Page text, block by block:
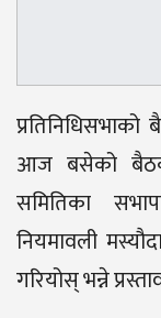
आज बसेको
समितिका
नियमावली
गरियोस् भन्ने